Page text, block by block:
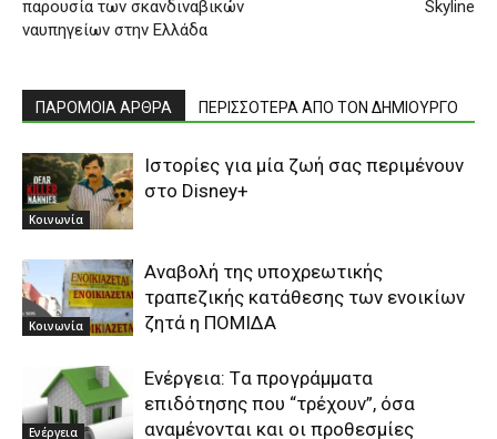
παρουσία των σκανδιναβικών
ναυπηγείων στην Ελλάδα
Skyline
ΠΑΡΟΜΟΙΑ ΑΡΘΡΑ ΠΕΡΙΣΣΟΤΕΡΑ ΑΠΟ ΤΟΝ ΔΗΜΙΟΥΡΓΟ
Κοινωνία
Ιστορίες για μία ζωή σας περιμένουν
στο Disney+
Κοινωνία
Αναβολή της υποχρεωτικής
τραπεζικής κατάθεσης των ενοικίων
ζητά η ΠΟΜΙΔΑ
Ενέργεια
Eνέργεια: Tα προγράμματα
επιδότησης που “τρέχουν”, όσα
αναμένονται και οι προθεσμίες